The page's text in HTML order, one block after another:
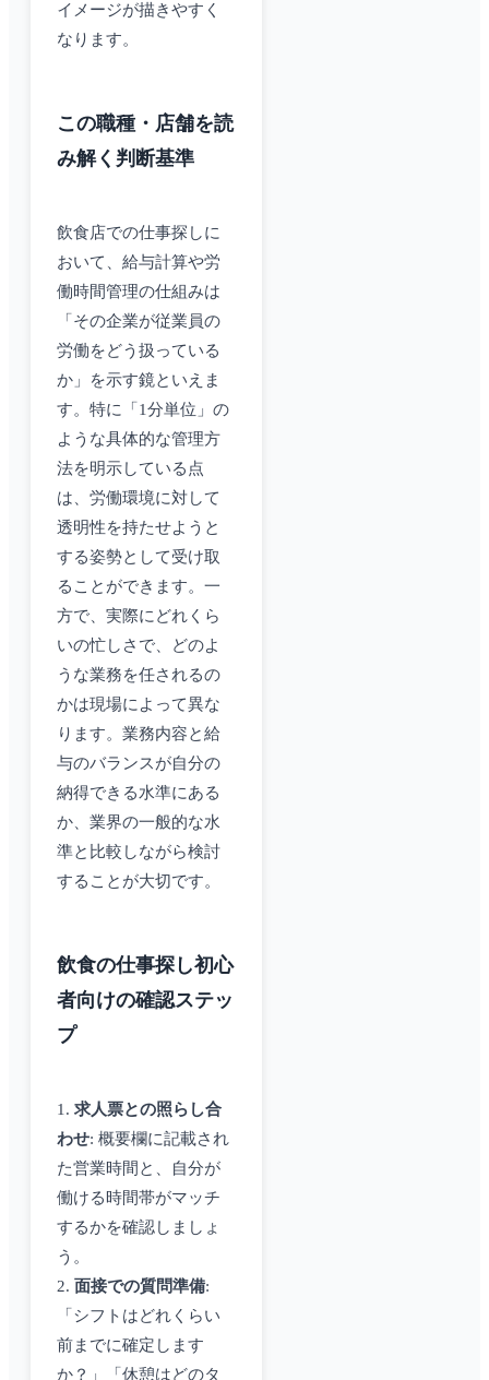
イメージが描きやすく
なります。
この職種・店舗を読
み解く判断基準
飲食店での仕事探しに
おいて、給与計算や労
働時間管理の仕組みは
「その企業が従業員の
労働をどう扱っている
か」を示す鏡といえま
す。特に「1分単位」の
ような具体的な管理方
法を明示している点
は、労働環境に対して
透明性を持たせようと
する姿勢として受け取
ることができます。一
方で、実際にどれくら
いの忙しさで、どのよ
うな業務を任されるの
かは現場によって異な
ります。業務内容と給
与のバランスが自分の
納得できる水準にある
か、業界の一般的な水
準と比較しながら検討
することが大切です。
飲食の仕事探し初心
者向けの確認ステッ
プ
1. 求人票との照らし合
わせ: 概要欄に記載され
た営業時間と、自分が
働ける時間帯がマッチ
するかを確認しましょ
う。
2. 面接での質問準備:
「シフトはどれくらい
前までに確定します
か？」「休憩はどのタ